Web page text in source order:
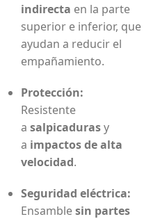
indirecta en la parte
superior e inferior, que
ayudan a reducir el
empañamiento.
Protección:
Resistente
a salpicadurasy
a impactos de alta
velocidad.
Seguridad eléctrica:
Ensamblesin partes